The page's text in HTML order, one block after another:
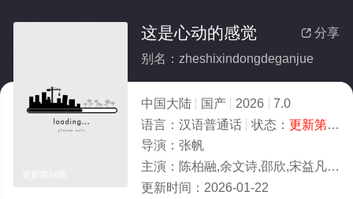
 分享
这是心动的感觉
别名：zheshixindongdeganjue
中国大陆 国产 2026
7.0
语言： 汉语普通话 状态： 更新第24集
导演： 张帆
主演： 陈柏融,余文诗,邵欣,宋益凡,郑湘敏
更新时间： 2026-01-22